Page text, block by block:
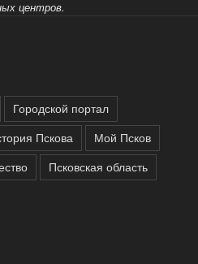
центров.
Городской портал
Пскова
Мой Псков
Псковская область